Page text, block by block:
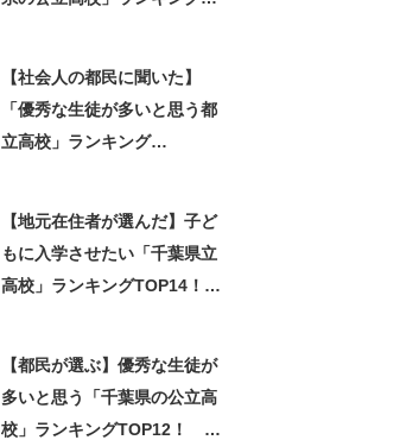
【社会人の都民に聞いた】
「優秀な生徒が多いと思う都
立高校」ランキング
【地元在住者が選んだ】子ど
もに入学させたい「千葉県立
高校」ランキングTOP14！
【都民が選ぶ】優秀な生徒が
多いと思う「千葉県の公立高
校」ランキングTOP12！ 第